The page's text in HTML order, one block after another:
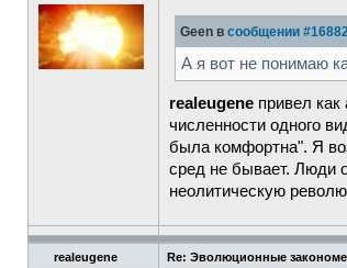
Geen в сообщении
А я вот не понимаю
realeugene привел
численности одного
была комфортна". Я
сред не бывает. Люди
неолитическую
realeugene Re: Эволюционные